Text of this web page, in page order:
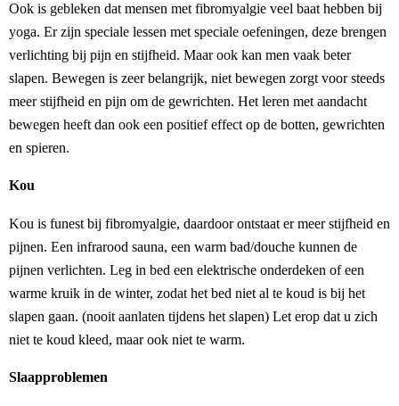
Ook is gebleken dat mensen met fibromyalgie veel baat hebben bij
yoga. Er zijn speciale lessen met speciale oefeningen, deze brengen
verlichting bij pijn en stijfheid. Maar ook kan men vaak beter
slapen. Bewegen is zeer belangrijk, niet bewegen zorgt voor steeds
meer stijfheid en pijn om de gewrichten. Het leren met aandacht
bewegen heeft dan ook een positief effect op de botten, gewrichten
en spieren.
Kou
Kou is funest bij fibromyalgie, daardoor ontstaat er meer stijfheid en
pijnen. Een infrarood sauna, een warm bad/douche kunnen de
pijnen verlichten. Leg in bed een elektrische onderdeken of een
warme kruik in de winter, zodat het bed niet al te koud is bij het
slapen gaan. (nooit aanlaten tijdens het slapen) Let erop dat u zich
niet te koud kleed, maar ook niet te warm.
Slaapproblemen